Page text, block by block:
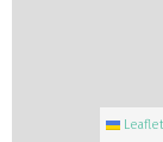
Leaflet